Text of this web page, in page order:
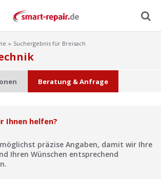
Menu
Suchergebnis für Breisach
Beratung & Anfrage
Ihnen helfen?
präzise Angaben, damit wir Ihre
Ihren Wünschen entsprechend